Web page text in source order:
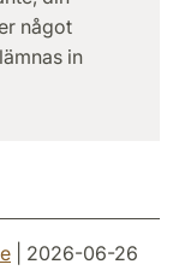
något
in
| 2026-06-26